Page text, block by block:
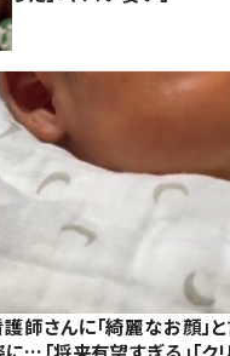
師さんに「綺麗なお顔」